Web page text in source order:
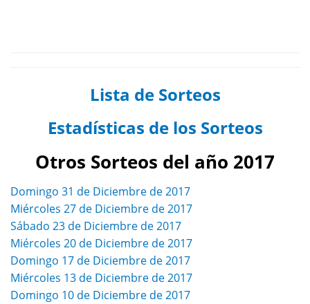
Lista de Sorteos
Estadísticas de los Sorteos
Otros Sorteos del año 2017
Domingo 31 de Diciembre de 2017
Miércoles 27 de Diciembre de 2017
Sábado 23 de Diciembre de 2017
Miércoles 20 de Diciembre de 2017
Domingo 17 de Diciembre de 2017
Miércoles 13 de Diciembre de 2017
Domingo 10 de Diciembre de 2017